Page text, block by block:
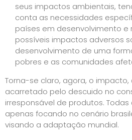
seus impactos ambientais,
conta as necessidades
países em desenvolvimento e
possíveis impactos adversos
desenvolvimento de uma
pobres e as comunidades
Torna-se claro, agora, o impacto,
acarretado pelo descuido no
irresponsável de produtos.
apenas focando no cenário
visando a adaptação mundial.